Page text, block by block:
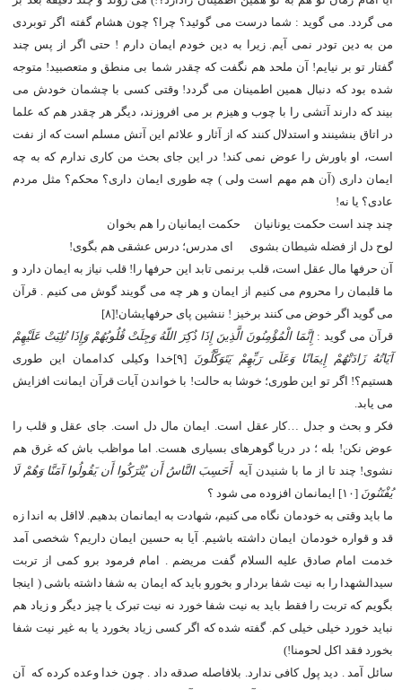
می گردد. می گوید : شما درست می گوئید؟ چرا؟ چون هشام گفته اگر توبردی
من به دین تودر نمی آیم. زیرا به دین خودم ایمان دارم ! حتی اگر از پس چند
گفتار تو بر نیایم! آن ملحد هم نگفت که چقدر شما بی منطق و متعصبید! متوجه
شده بود که دنبال همین اطمینان می گردد! وقتی کسی با چشمان خودش می
بیند که دارند آتشی را با چوب و هیزم بر می افروزند، دیگر هر چقدر هم که علما
در اتاق بنشینند و استدلال کنند که از آثار و علائم این آتش مسلم است که از نفت
است، او باورش را عوض نمی کند! در این جای بحث من کاری ندارم که به چه
ایمان داری (آن هم مهم است ولی ) چه طوری ایمان داری؟ محکم؟ مثل مردم
عادی؟ یا نه!
چند چند است حکمت یونانیان حکمت ایمانیان را هم بخوان
لوح دل از فضله شیطان بشوی ای مدرس؛ درس عشقی هم بگوی!
آن حرفها مال عقل است، قلب برنمی تابد این حرفها را! قلب نیاز به ایمان دارد و
ما قلبمان را محروم می کنیم از ایمان و هر چه می گویند گوش می کنیم . قرآن
می گوید اگر خوض می کنند برخیز ! ننشین پای حرفهایشان![۸]
قرآن می گوید :إِنَّمَا الْمُؤْمِنُونَ الَّذِینَ إِذَا ذُکِرَ اللّهُ وَجِلَتْ قُلُوبُهُمْ وَإِذَا تُلِیَتْ عَلَیْهِمْ
آیَاتُهُ زَادَتْهُمْ إِیمَانًا وَعَلَى رَبِّهِمْ یَتَوَکَّلُونَ
[۹]خدا وکیلی کداممان این طوری
هستیم؟! اگر تو این طوری؛ خوشا به حالت! با خواندن آیات قرآن ایمانت افزایش
می یابد.
فکر و بحث و جدل …کار عقل است. ایمان مال دل است. جای عقل و قلب را
عوض نکن! بله ؛ در دریا گوهرهای بسیاری هست. اما مواظب باش که غرق هم
نشوی! چند تا از ما با شنیدن آیهأَحَسِبَ النَّاسُ أَن یُتْرَکُوا أَن یَقُولُوا آمَنَّا وَهُمْ لَا
یُفْتَنُونَ [۱۰] ایمانمان افزوده می شود ؟
ما باید وقتی به خودمان نگاه می کنیم، شهادت به ایمانمان بدهیم. لااقل به اندا زه
قد و قواره خودمان ایمان داشته باشیم. آیا به حسین ایمان داریم؟ شخصی آمد
خدمت امام صادق علیه السلام گفت مریضم . امام فرمود برو کمی از تربت
سیدالشهدا را به نیت شفا بردار و بخورو باید که ایمان به شفا داشته باشی ( اینجا
بگویم که تربت را فقط باید به نیت شفا خورد نه نیت تبرک یا چیز دیگر و زیاد هم
نباید خورد خیلی خیلی کم. گفته شده که اگر کسی زیاد بخورد یا به غیر نیت شفا
بخورد فقد اکل لحومنا!)
سائل آمد . دید پول کافی ندارد. بلافاصله صدقه داد . چون خدا وعده کرده که آن